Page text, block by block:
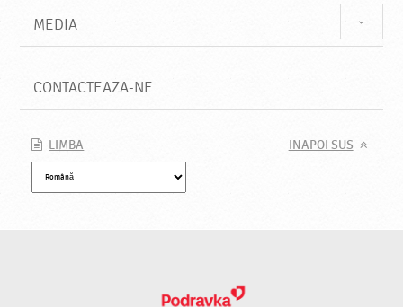
MEDIA
CONTACTEAZA-NE
LIMBA INAPOI SUS